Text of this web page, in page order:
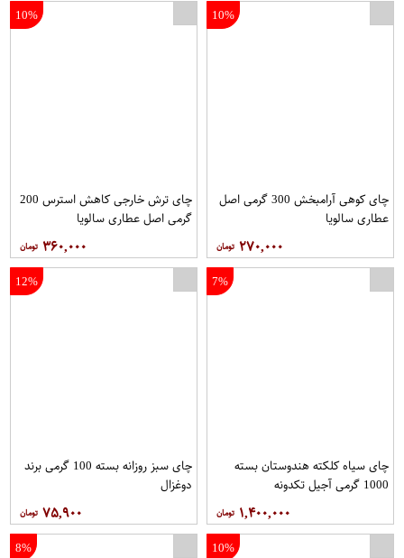
10%
چای کوهی آرامبخش 300 گرمی اصل
عطاری سالویا
۲۷۰,۰۰۰
10%
چای ترش خارجی کاهش استرس 200
گرمی اصل عطاری سالویا
۳۶۰,۰۰۰
7%
چای سیاه کلکته هندوستان بسته
1000 گرمی آجیل تکدونه
۱,۴۰۰,۰۰۰
12%
چای سبز روزانه بسته 100 گرمی برند
دوغزال
۷۵,۹۰۰
10%
8%